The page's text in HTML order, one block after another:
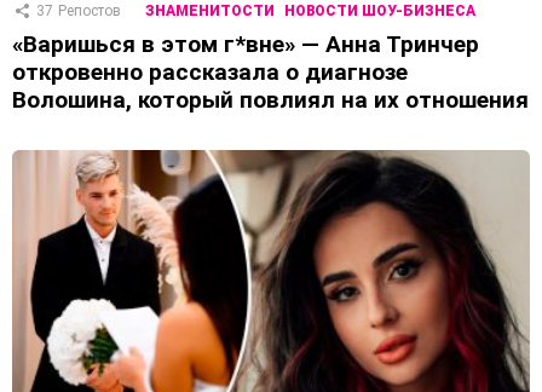
37 Репостов ЗНАМЕНИТОСТИ НОВОСТИ ШОУ-БИЗНЕСА
«Варишься в этом г*вне» — Анна Тринчер
откровенно рассказала о диагнозе
Волошина, который повлиял на их отношения